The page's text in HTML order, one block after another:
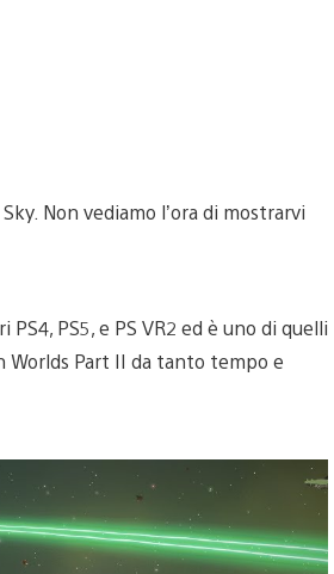
Non vediamo l’ora di mostrarvi
PS5, e PS VR2 ed è uno di quelli
Worlds Part II da tanto tempo e